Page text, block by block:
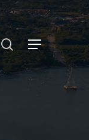
search
Menu